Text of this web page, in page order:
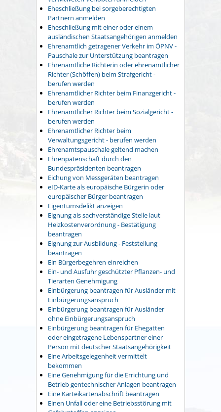
Eheschließung bei sorgeberechtigten
Partnern anmelden
Eheschließung mit einer oder einem
ausländischen Staatsangehörigen anmelden
Ehrenamtlich getragener Verkehr im ÖPNV -
Pauschale zur Unterstützung beantragen
Ehrenamtliche Richterin oder ehrenamtlicher
Richter (Schöffen) beim Strafgericht -
berufen werden
Ehrenamtlicher Richter beim Finanzgericht -
berufen werden
Ehrenamtlicher Richter beim Sozialgericht -
berufen werden
Ehrenamtlicher Richter beim
Verwaltungsgericht - berufen werden
Ehrenamtspauschale geltend machen
Ehrenpatenschaft durch den
Bundespräsidenten beantragen
Eichung von Messgeräten beantragen
eID-Karte als europäische Bürgerin oder
europäischer Bürger beantragen
Eigentumsdelikt anzeigen
Eignung als sachverständige Stelle laut
Heizkostenverordnung - Bestätigung
beantragen
Eignung zur Ausbildung - Feststellung
beantragen
Ein Bürgerbegehren einreichen
Ein- und Ausfuhr geschützter Pflanzen- und
Tierarten Genehmigung
Einbürgerung beantragen für Ausländer mit
Einbürgerungsanspruch
Einbürgerung beantragen für Ausländer
ohne Einbürgerungsanspruch
Einbürgerung beantragen für Ehegatten
oder eingetragene Lebenspartner einer
Person mit deutscher Staatsangehörigkeit
Eine Arbeitsgelegenheit vermittelt
bekommen
Eine Genehmigung für die Errichtung und
Betrieb gentechnischer Anlagen beantragen
Eine Karteikartenabschrift beantragen
Einen Unfall oder eine Betriebsstörung mit